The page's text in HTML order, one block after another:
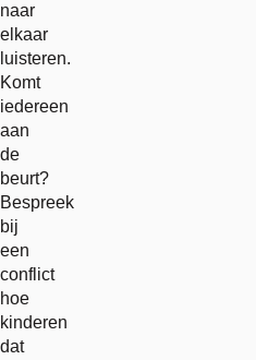
naar
elkaar
luisteren.
Komt
iedereen
aan
de
beurt?
Bespreek
bij
een
conflict
hoe
kinderen
dat